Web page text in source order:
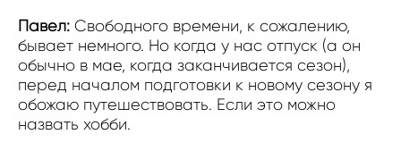
Павел: Свободного времени, к сожалению,
бывает немного. Но когда у нас отпуск (а он
обычно в мае, когда заканчивается сезон),
перед началом подготовки к новому сезону я
обожаю путешествовать. Если это можно
назвать хобби.